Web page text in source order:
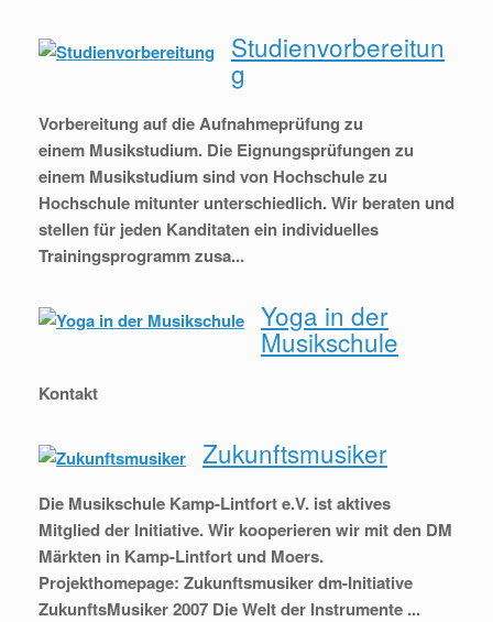
Studienvorbereitun
g
Vorbereitung auf die Aufnahmeprüfung zu
einem Musikstudium. Die Eignungsprüfungen zu
einem Musikstudium sind von Hochschule zu
Hochschule mitunter unterschiedlich. Wir beraten und
stellen für jeden Kanditaten ein individuelles
Trainingsprogramm zusa...
Yoga in der
Musikschule
Kontakt
Zukunftsmusiker
Die Musikschule Kamp-Lintfort e.V. ist aktives
Mitglied der Initiative. Wir kooperieren wir mit den DM
Märkten in Kamp-Lintfort und Moers.
Projekthomepage: Zukunftsmusiker dm-Initiative
ZukunftsMusiker 2007 Die Welt der Instrumente ...